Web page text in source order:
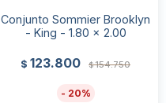
Conjunto Sommier Brooklyn
- King - 1.80 x 2.00
$ 123.800 $154.750
20